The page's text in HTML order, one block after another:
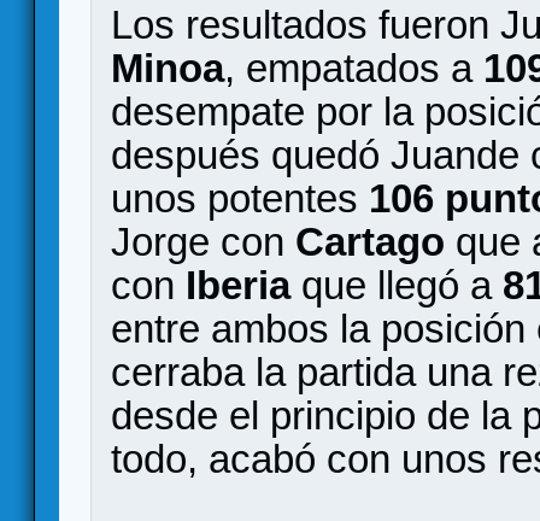
Los resultados fueron
Minoa, empatados a
desempate por la
después quedó Juande
unos potentes 106
Jorge con Cartago que
con Iberia que llegó a
entre ambos la posición
cerraba la partida una
desde el principio de la
todo, acabó con unos